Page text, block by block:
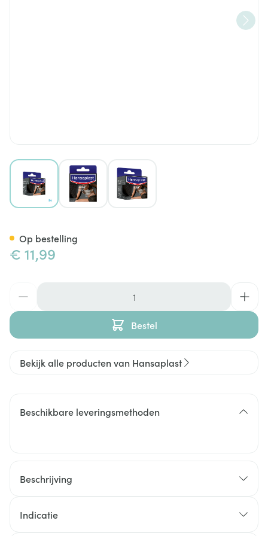
View larger imageView larger imageView larger image
€ 11,99
Bestel
Op bestelling
Bekijk alle producten van Hansaplast
Beschikbare leveringsmethoden
Beschrijving
Indicatie